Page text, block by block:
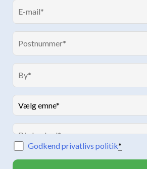
Godkend privatlivs politik*